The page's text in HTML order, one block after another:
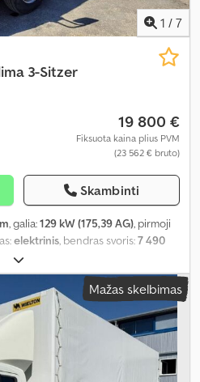
1 / 7
3-Sitzer
19 800 €
Fiksuota kaina plius PVM
(23 562 € bruto)
Skambinti
, galia:129 kW (175,39 AG), pirmoji
elektrinis, bendras svoris:7 490
, spalva:
3, krovinio erdvės tūris:3 m³,
, krovinių skyriaus plotis:2 230 mm,
, Įranga: oro kondicionavimas,
Mažas skelbimas